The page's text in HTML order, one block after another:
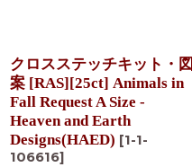
クロスステッチキット・図
案 [RAS][25ct] Animals in
Fall Request A Size -
Heaven and Earth
Designs(HAED) [1-1-
106616]